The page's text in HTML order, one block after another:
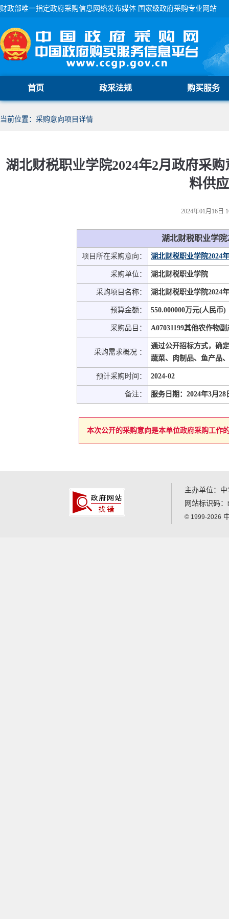
财政部唯一指定政府采购信息网络发布媒体 国家级政府采购专业网站
首页 政采法规 购买服务
当前位置：采购意向项目详情
湖北财税职业学院2024年2月政府采
料供
2024年01月16日
湖北财税职业学
项目所在采购意向： 湖北财税职业学院2024
采购单位： 湖北财税职业学院
采购项目名称： 湖北财税职业学院2024
预算金额： 550.000000万元(人民币)
采购品目： A07031199其他农作物副
采购需求概况 ：
通过公开招标方式，确
蔬菜、肉制品、鱼产品
预计采购时间： 2024-02
备注： 服务日期：2024年3月28
本次公开的采购意向是本单位政府采购工作
主办单位：
网站标识码：
© 1999-2026